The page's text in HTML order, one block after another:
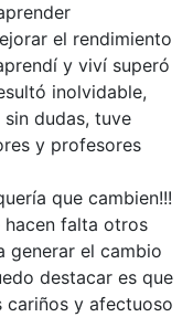
el rendimiento
y viví superó
inolvidable,
dudas, tuve
y profesores
que cambien!!!
hacen falta otros
generar el cambio
destacar es que
cariños y afectuoso